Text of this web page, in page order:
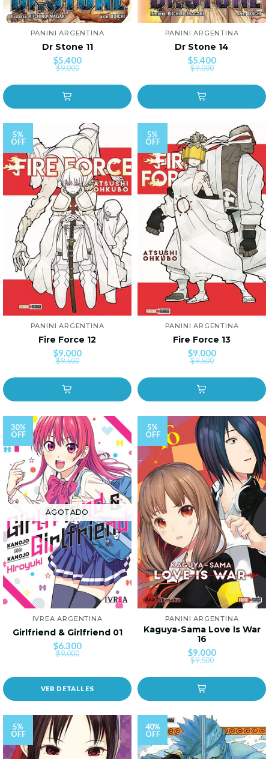
PANINI ARGENTINA
Dr Stone 11
$5.400
$9.000
PANINI ARGENTINA
Dr Stone 14
$5.400
$9.000
5%
OFF
PANINI ARGENTINA
Fire Force 12
$9.000
$9.500
5%
OFF
PANINI ARGENTINA
Fire Force 13
$9.000
$9.500
30%
OFF
AGOTADO
IVREA ARGENTINA
Girlfriend & Girlfriend 01
$6.300
$9.000
VER DETALLES
5%
OFF
PANINI ARGENTINA
Kaguya-Sama Love Is War
16
$9.000
$9.500
5%
OFF
40%
OFF